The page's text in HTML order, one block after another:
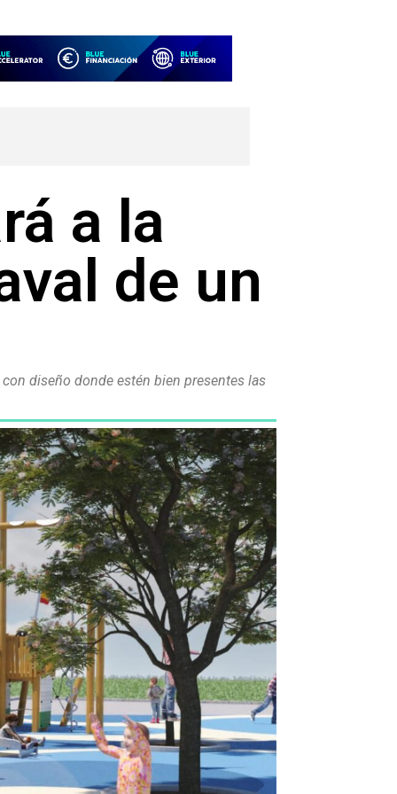
a la
de un
diseño donde estén bien presentes las